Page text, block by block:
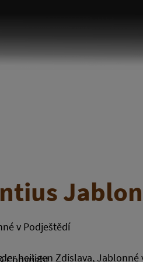
v Podještědí